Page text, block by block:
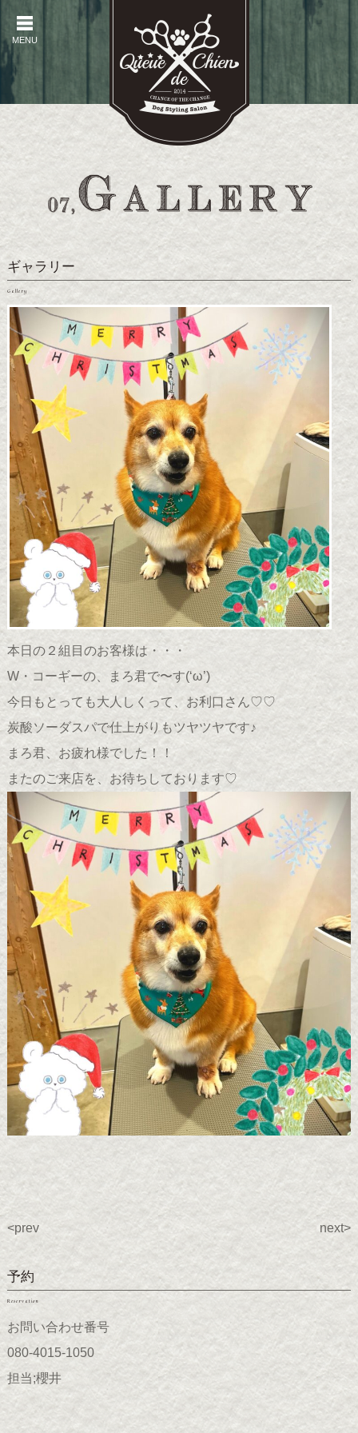
MENU
ギャラリー
Gallery
本日の２組目のお客様は・・・
W・コーギーの、まろ君で〜す(‘ω’)
今日もとっても大人しくって、お利口さん♡♡
炭酸ソーダスパで仕上がりもツヤツヤです♪
まろ君、お疲れ様でした！！
またのご来店を、お待ちしております♡
<prev next>
予約
Reservation
お問い合わせ番号
080-4015-1050
担当;櫻井